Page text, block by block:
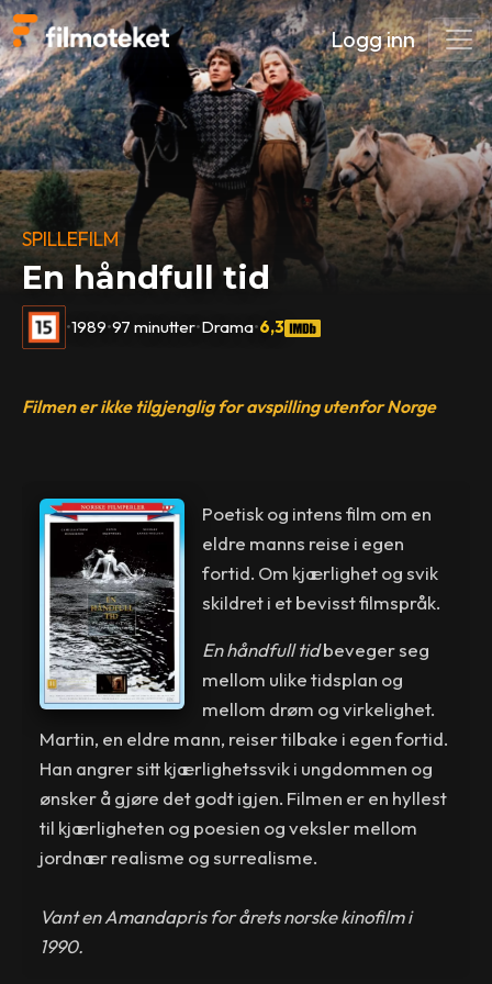
Logg inn
SPILLEFILM
En håndfull tid
•1989•97 minutter•Drama•6,3
Filmen er ikke tilgjenglig for avspilling utenfor Norge
Poetisk og intens film om en
eldre manns reise i egen
fortid. Om kjærlighet og svik
skildret i et bevisst filmspråk.
En håndfull tidbeveger seg
mellom ulike tidsplan og
mellom drøm og virkelighet.
Martin, en eldre mann, reiser tilbake i egen fortid.
Han angrer sitt kjærlighetssvik i ungdommen og
ønsker å gjøre det godt igjen. Filmen er en hyllest
til kjærligheten og poesien og veksler mellom
jordnær realisme og surrealisme.
Vant en Amandapris for årets norske kinofilm i
1990.